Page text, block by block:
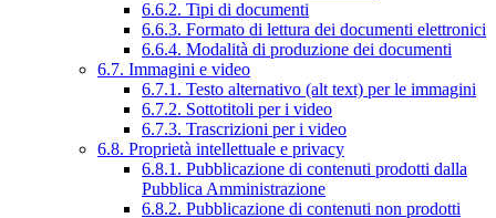
6.6.2. Tipi di documenti
6.6.3. Formato di lettura dei documenti elettronici
6.6.4. Modalità di produzione dei documenti
6.7. Immagini e video
6.7.1. Testo alternativo (alt text) per le immagini
6.7.2. Sottotitoli per i video
6.7.3. Trascrizioni per i video
6.8. Proprietà intellettuale e privacy
6.8.1. Pubblicazione di contenuti prodotti dalla
Pubblica Amministrazione
6.8.2. Pubblicazione di contenuti non prodotti